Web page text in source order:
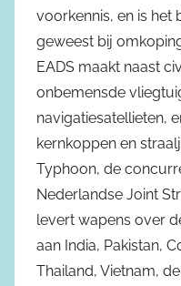
voorkennis, en is het
geweest bij
EADS maakt naast
onbemensde
navigatiesatellieten,
kernkoppen en
Typhoon, de
Nederlandse Joint
levert wapens over
aan India, Pakistan,
Thailand, Vietnam,